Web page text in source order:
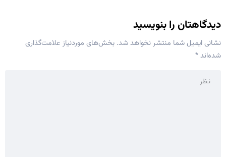
دیدگاهتان را بنویسید
نشانی ایمیل شما منتشر نخواهد شد. بخش‌های موردنیاز علامت‌گذاری
شده‌اند*